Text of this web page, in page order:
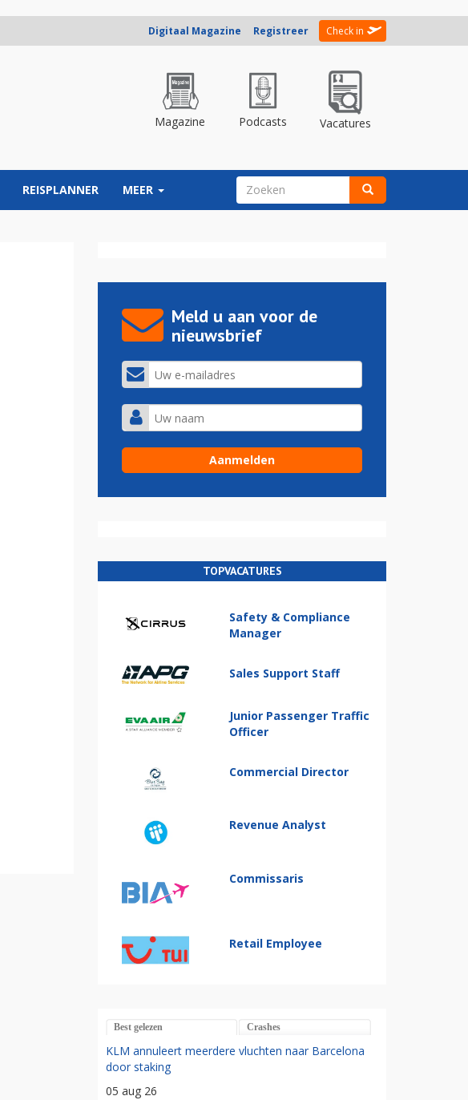
Digitaal Magazine Registreer Check in
Magazine Podcasts Vacatures
REISPLANNER MEER ZOEKVELD
Meld u aan voor de
nieuwsbrief
TOPVACATURES
Safety & Compliance
Manager
Sales Support Staff
Junior Passenger Traffic
Officer
Commercial Director
Revenue Analyst
Commissaris
Retail Employee
Best gelezen Crashes
KLM annuleert meerdere vluchten naar Barcelona
door staking
05 aug 26